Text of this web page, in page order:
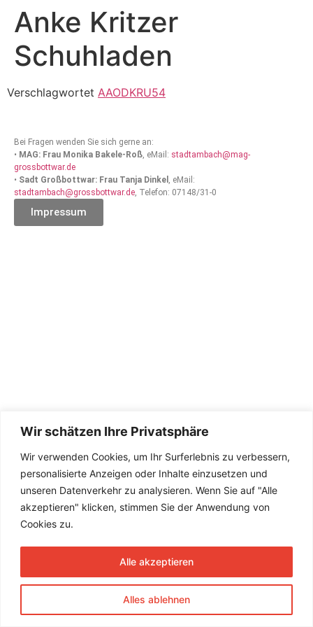
Wir schätzen Ihre Privatsphäre
Wir verwenden Cookies, um Ihr Surferlebnis zu verbessern,
personalisierte Anzeigen oder Inhalte einzusetzen und
unseren Datenverkehr zu analysieren. Wenn Sie auf "Alle
akzeptieren" klicken, stimmen Sie der Anwendung von
Cookies zu.
Alles ablehnen
Alle akzeptieren
Anke Kritzer
Schuhladen
Verschlagwortet AAODKRU54
Bei Fragen wenden Sie sich gerne an:
• MAG: Frau Monika Bakele-Roß, eMail: stadtambach@mag-
grossbottwar.de
• Sadt Großbottwar: Frau Tanja Dinkel , eMail:
stadtambach@grossbottwar.de, Telefon: 07148/31-0
Impressum